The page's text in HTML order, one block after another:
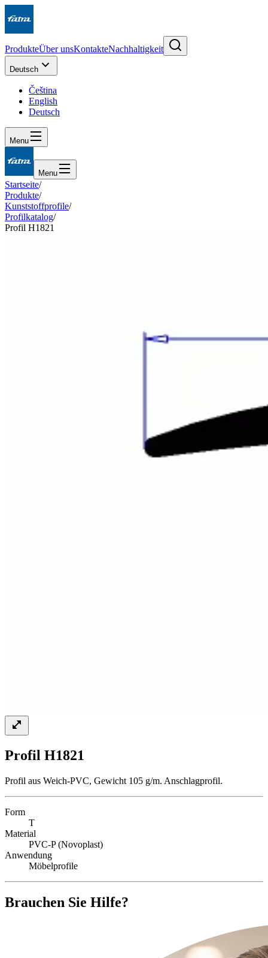
ProdukteÜber unsKontakteNachhaltigkeit
Deutsch
Čeština
English
Deutsch
Menu
Menu
Startseite/
Produkte/
Kunststoffprofile/
Profilkatalog/
Profil H1821
Profil H1821
Profil aus Weich-PVC, Gewicht 105 g/m. Anschlagprofil.
Form
T
Material
PVC-P (Novoplast)
Anwendung
Möbelprofile
Brauchen Sie Hilfe?